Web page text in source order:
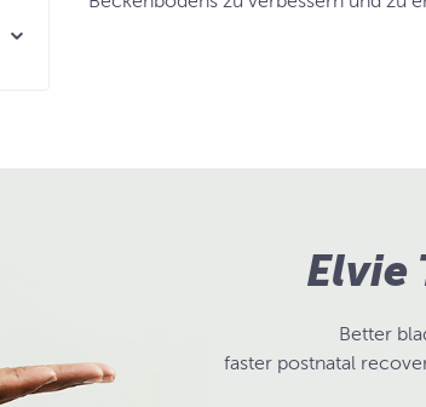
Elvie
Better
faster postnatal